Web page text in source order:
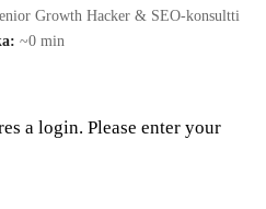
Growth Hacker & SEO-konsultti
~0 min
a login. Please enter your